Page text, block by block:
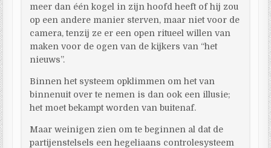
meer dan één kogel in zijn hoofd heeft of hij zou
op een andere manier sterven, maar niet voor de
camera, tenzij ze er een open ritueel willen van
maken voor de ogen van de kijkers van “het
nieuws”.
Binnen het systeem opklimmen om het van
binnenuit over te nemen is dan ook een illusie;
het moet bekampt worden van buitenaf.
Maar weinigen zien om te beginnen al dat de
partijenstelsels een hegeliaans controlesysteem